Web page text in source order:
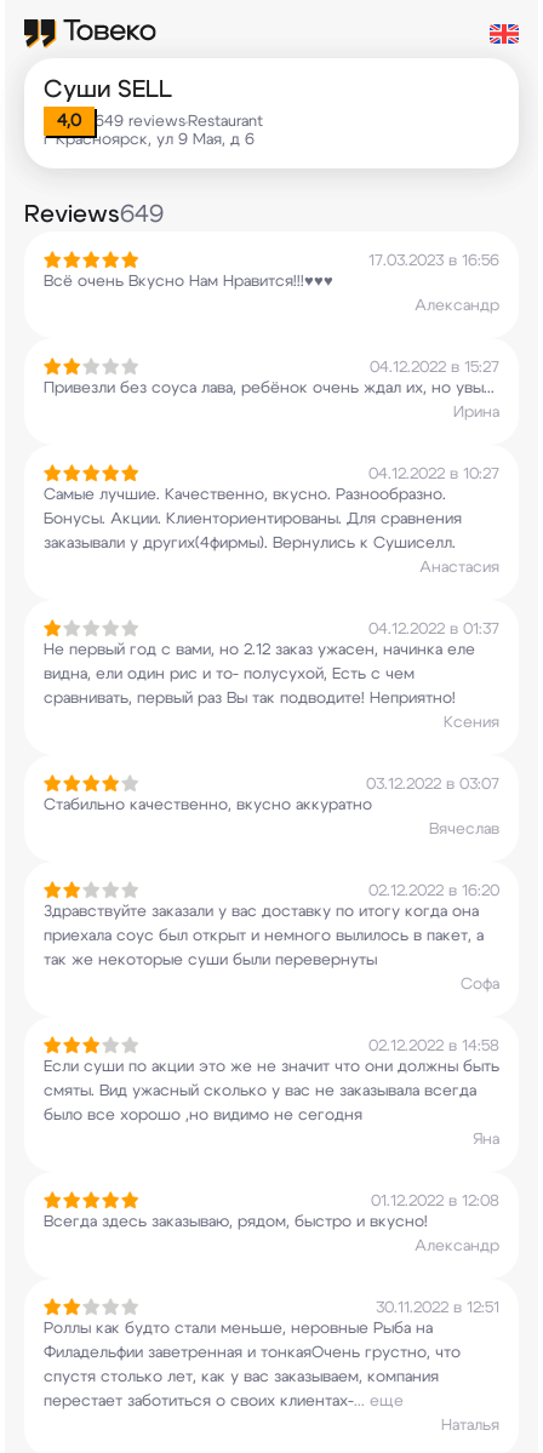
Суши SELL
4,0 649 reviews•Restaurant
г Красноярск, ул 9 Мая, д 6
Reviews649
17.03.2023 в 16:56
Всё очень Вкусно Нам Нравится!!!♥️♥️♥️
Александр
04.12.2022 в 15:27
Привезли без соуса лава, ребёнок очень ждал их, но увы...
Ирина
04.12.2022 в 10:27
Самые лучшие. Качественно, вкусно. Разнообразно.
Бонусы. Акции. Клиенториентированы. Для сравнения
заказывали у других(4фирмы). Вернулись к Сушиселл.
Анастасия
04.12.2022 в 01:37
Не первый год с вами, но 2.12 заказ ужасен, начинка еле
видна, ели один рис и то- полусухой, Есть с чем
сравнивать, первый раз Вы так подводите! Неприятно!
Ксения
03.12.2022 в 03:07
Стабильно качественно, вкусно аккуратно
Вячеслав
02.12.2022 в 16:20
Здравствуйте заказали у вас доставку по итогу когда она
приехала соус был открыт и немного вылилось в пакет, а
так же некоторые суши были перевернуты
Софа
02.12.2022 в 14:58
Если суши по акции это же не значит что они должны быть
смяты. Вид ужасный сколько у вас не заказывала всегда
было все хорошо ,но видимо не сегодня
Яна
01.12.2022 в 12:08
Всегда здесь заказываю, рядом, быстро и вкусно!
Александр
30.11.2022 в 12:51
Роллы как будто стали меньше, неровные Рыба на
Филадельфии заветренная и тонкаяОчень грустно, что
спустя столько лет, как у вас заказываем, компания
перестает заботиться о своих клиентах-... еще
Наталья